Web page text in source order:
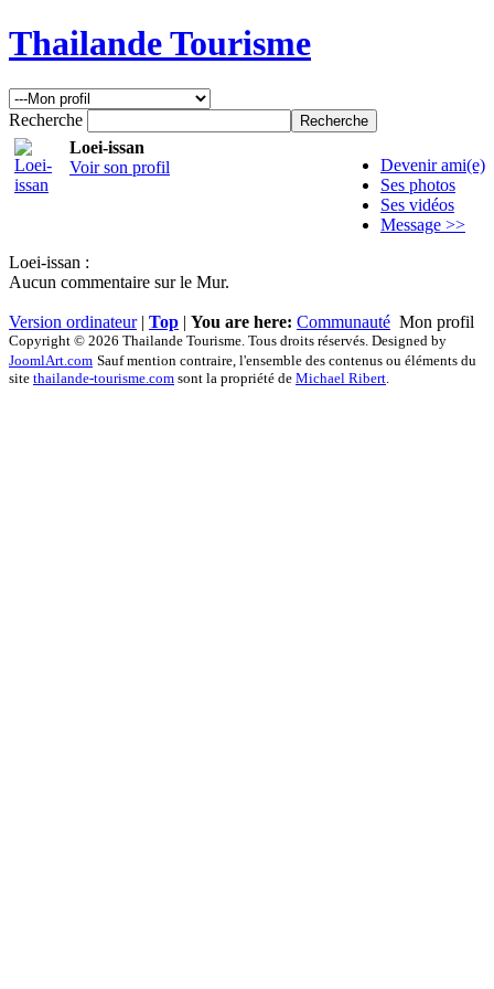
Thailande Tourisme
Recherche
Loei-issan
Voir son profil
Devenir ami(e)
Ses photos
Ses vidéos
Message >>
Loei-issan :
Aucun commentaire sur le Mur.
Version ordinateur| Top | You are here: Communauté Mon profil
Copyright © 2026 Thailande Tourisme. Tous droits réservés. Designed by
JoomlArt.com Sauf mention contraire, l'ensemble des contenus ou éléments du
site thailande-tourisme.com sont la propriété de Michael Ribert